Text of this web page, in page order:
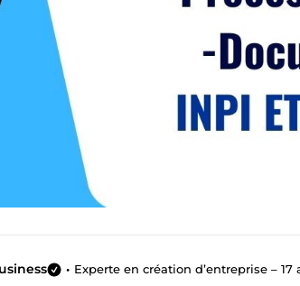
• Experte en création d’entreprise –